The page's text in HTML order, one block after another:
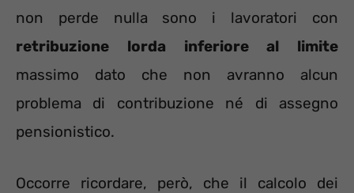
non perde nulla sono i lavoratori con
retribuzione lorda inferiore al limite
massimo dato che non avranno alcun
problema di contribuzione né di assegno
pensionistico.
Occorre ricordare, però, che il calcolo dei